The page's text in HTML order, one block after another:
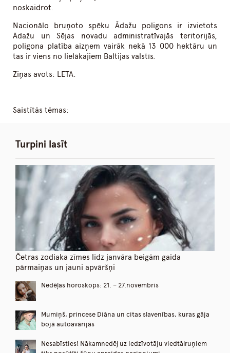
noskaidrot.
Nacionālo bruņoto spēku Ādažu poligons ir izvietots
Ādažu un Sējas novadu administratīvajās teritorijās,
poligona platība aizņem vairāk nekā 13 000 hektāru un
tas ir viens no lielākajiem Baltijas valstīs.
Ziņas avots: LETA.
Saistītās tēmas:
Turpini lasīt
Četras zodiaka zīmes līdz janvāra beigām gaida
pārmaiņas un jauni apvāršņi
Nedēļas horoskops: 21. – 27.novembris
Mumiņš, princese Diāna un citas slavenības, kuras gāja
bojā autoavārijās
Nesabīsties! Nākamnedēļ uz iedzīvotāju viedtālruņiem